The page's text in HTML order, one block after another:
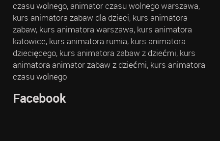
czasu wolnego, animator czasu wolnego warszawa,
kurs animatora zabaw dla dzieci, kurs animatora
zabaw, kurs animatora warszawa, kurs animatora
katowice, kurs animatora rumia, kurs animatora
dziecięcego, kurs animatora zabaw z dziećmi, kurs
animatora animator zabaw z dziećmi, kurs animatora
czasu wolnego
Facebook